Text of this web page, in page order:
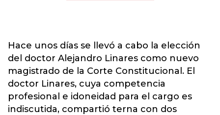
Hace unos días se llevó a cabo la elección
del doctor Alejandro Linares como nuevo
magistrado de la Corte Constitucional. El
doctor Linares, cuya competencia
profesional e idoneidad para el cargo es
indiscutida, compartió terna con dos